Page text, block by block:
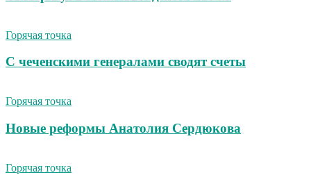
Горячая точка
С чеченскими генералами сводят счеты
Горячая точка
Новые реформы Анатолия Сердюкова
Горячая точка